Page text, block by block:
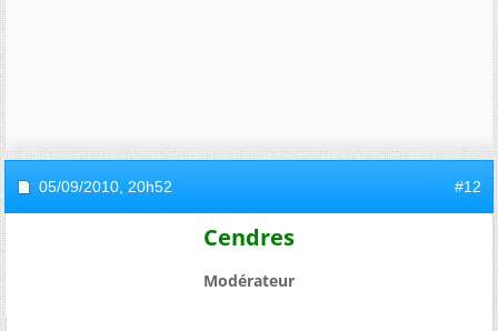
05/09/2010, 20h52 #12
Cendres
Modérateur